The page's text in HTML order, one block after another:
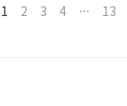
1 2 3 4 ··· 13